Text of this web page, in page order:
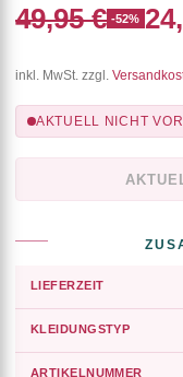
49,95 € -52%
inkl. MwSt. zzgl.
AKTUELL NICHT
LIEFERZEIT
KLEIDUNGSTYP
ARTIKELNUMMER